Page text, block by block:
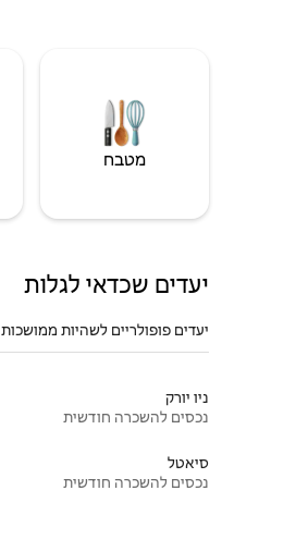
מטבח
יעדים שכדאי לגלות
יעדים פופולריים לשהיות ממושכות
ניו יורק
נכסים להשכרה חודשית
סיאטל
נכסים להשכרה חודשית